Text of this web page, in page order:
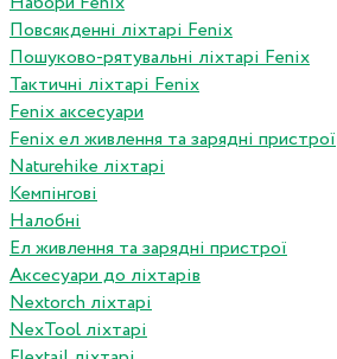
Повсякденні ліхтарі Fenix
Пошуково-рятувальні ліхтарі Fenix
Тактичні ліхтарі Fenix
Fenix аксесуари
Fenix ел живлення та зарядні пристрої
Naturehike ліхтарі
Кемпінгові
Налобні
Ел живлення та зарядні пристрої
Аксесуари до ліхтарів
Nextorch ліхтарі
NexTool ліхтарі